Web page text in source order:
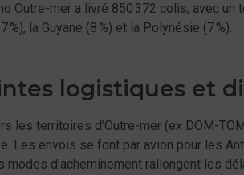
Outre-mer a livré 850 372 colis, avec un
%), la Guyane (8 %) et la Polynésie (7 %).
logistiques et
les territoires d’Outre-mer (ex DOM-
Les envois se font par avion pour les
modes d’acheminement rallongent les